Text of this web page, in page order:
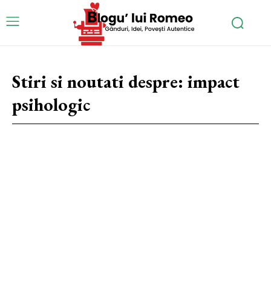
Stiri si noutati despre: impact
psihologic